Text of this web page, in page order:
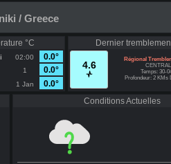
/ Greece
°C
02:00
0.0°
1
0.0°
1 Jan 0.0°
Dernier
4.6
Régional
Temps: 30-
Profondeur: 2 KMs
Conditions Actuelles